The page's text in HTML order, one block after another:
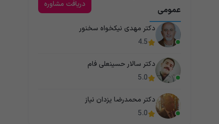
عمومی
دریافت مشاوره
دکتر مهدی نیکخواه سخنور
4.5
دکتر سالار حسینعلی فام
5.0
دکتر محمدرضا یزدان نیاز
5.0